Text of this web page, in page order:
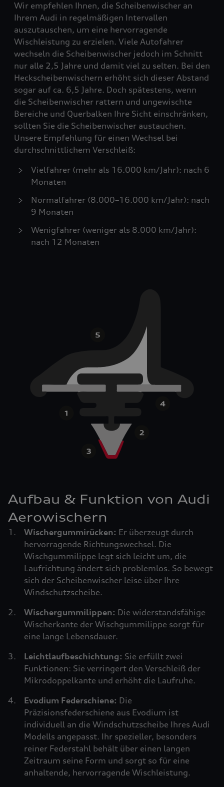
Wir empfehlen Ihnen, die Scheibenwischer an
Ihrem Audi in regelmäßigen Intervallen
auszutauschen, um eine hervorragende
Wischleistung zu erzielen. Viele Autofahrer
wechseln die Scheibenwischer jedoch im Schnitt
nur alle 2,5 Jahre und damit viel zu selten. Bei den
Heckscheibenwischern erhöht sich dieser Abstand
sogar auf ca. 6,5 Jahre. Doch spätestens, wenn
die Scheibenwischer rattern und ungewischte
Bereiche und Querbalken Ihre Sicht einschränken,
sollten Sie die Scheibenwischer austauchen.
Unsere Empfehlung für einen Wechsel bei
durchschnittlichem Verschleiß:
Vielfahrer (mehr als 16.000 km/Jahr): nach 6
Monaten
Normalfahrer (8.000–16.000 km/Jahr): nach
9 Monaten
Wenigfahrer (weniger als 8.000 km/Jahr):
nach 12 Monaten
Aufbau & Funktion von Audi
Aerowischern
Wischergummirücken: Er überzeugt durch
hervorragende Richtungswechsel. Die
Wischgummilippe legt sich leicht um, die
Laufrichtung ändert sich problemlos. So bewegt
sich der Scheibenwischer leise über Ihre
Windschutzscheibe.
Wischergummilippen: Die widerstandsfähige
Wischerkante der Wischgummilippe sorgt für
eine lange Lebensdauer.
Leichtlaufbeschichtung: Sie erfüllt zwei
Funktionen: Sie verringert den Verschleiß der
Mikrodoppelkante und erhöht die Laufruhe.
Evodium Federschiene: Die
Präzisionsfederschiene aus Evodium ist
individuell an die Windschutzscheibe Ihres Audi
Modells angepasst. Ihr spezieller, besonders
reiner Federstahl behält über einen langen
Zeitraum seine Form und sorgt so für eine
anhaltende, hervorragende Wischleistung.